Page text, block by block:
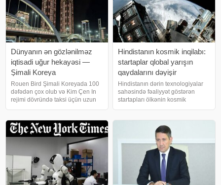
Dünyanın ən gözlənilməz
iqtisadi uğur hekayəsi —
Şimali Koreya
Rouen Bird Şimali Koreyada 100
dəfədən çox olub və Kim Çen In
rejimi dövründə taksi üçün uzun
Pxenyana etdiyi son səfər zamanı
avtomobil bir neçə dəqiqəyə
gəldi. Onu
Hindistanın kosmik inqilabı:
startaplar qlobal yarışın
qaydalarını dəyişir
Hindistanın dərin texnologiyalar
sahəsində fəaliyyət göstərən
startapları ölkənin kosmik
gücləndirmək üçün özəl